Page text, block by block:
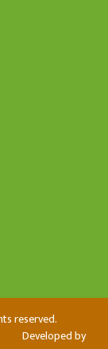
reserved.
Developed by